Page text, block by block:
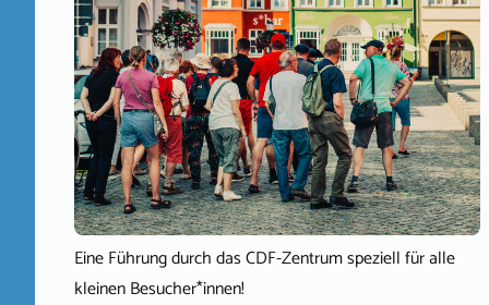
Eine Führung durch das CDF-Zentrum speziell für alle
kleinen Besucher*innen!